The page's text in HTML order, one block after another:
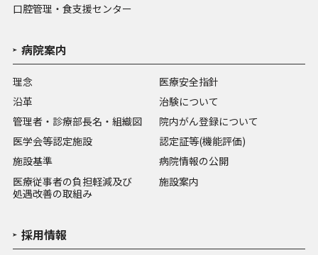
口腔管理・食支援センター
病院案内
理念
沿革
管理者・診療部長名・組織図
医学会等認定施設
施設基準
医療従事者の負担軽減及び
処遇改善の取組み
医療安全指針
治験について
院内がん登録について
認定証等(機能評価)
病院情報の公開
施設案内
採用情報